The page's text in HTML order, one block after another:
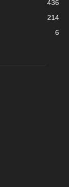
436
214
6